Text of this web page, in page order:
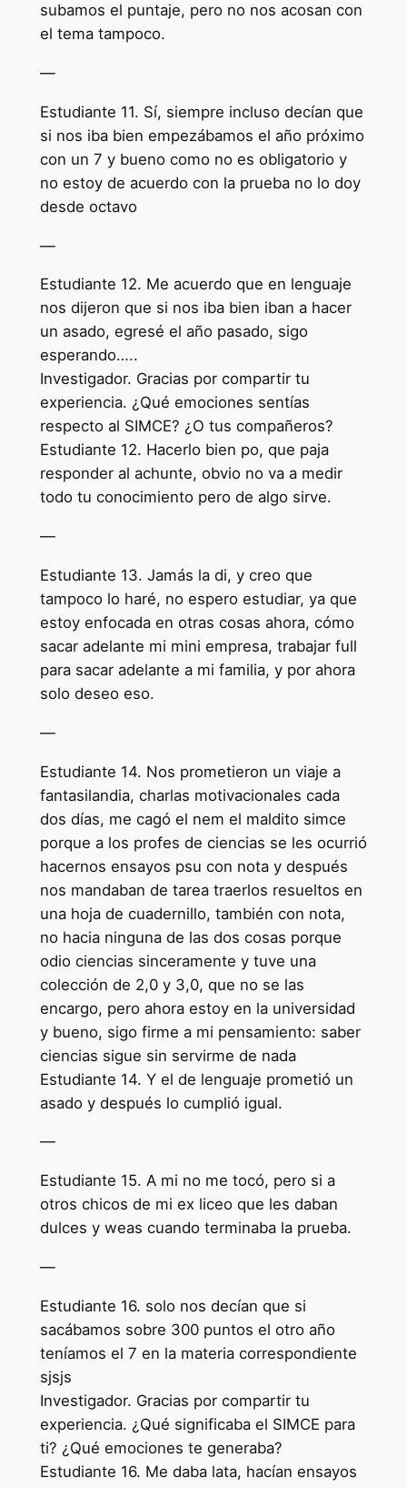
subamos el puntaje, pero no nos acosan con
el tema tampoco.
—
Estudiante 11. Sí, siempre incluso decían que
si nos iba bien empezábamos el año próximo
con un 7 y bueno como no es obligatorio y
no estoy de acuerdo con la prueba no lo doy
desde octavo
—
Estudiante 12. Me acuerdo que en lenguaje
nos dijeron que si nos iba bien iban a hacer
un asado, egresé el año pasado, sigo
esperando…..
Investigador. Gracias por compartir tu
experiencia. ¿Qué emociones sentías
respecto al SIMCE? ¿O tus compañeros?
Estudiante 12. Hacerlo bien po, que paja
responder al achunte, obvio no va a medir
todo tu conocimiento pero de algo sirve.
—
Estudiante 13. Jamás la di, y creo que
tampoco lo haré, no espero estudiar, ya que
estoy enfocada en otras cosas ahora, cómo
sacar adelante mi mini empresa, trabajar full
para sacar adelante a mi familia, y por ahora
solo deseo eso.
—
Estudiante 14. Nos prometieron un viaje a
fantasilandia, charlas motivacionales cada
dos días, me cagó el nem el maldito simce
porque a los profes de ciencias se les ocurrió
hacernos ensayos psu con nota y después
nos mandaban de tarea traerlos resueltos en
una hoja de cuadernillo, también con nota,
no hacia ninguna de las dos cosas porque
odio ciencias sinceramente y tuve una
colección de 2,0 y 3,0, que no se las
encargo, pero ahora estoy en la universidad
y bueno, sigo firme a mi pensamiento: saber
ciencias sigue sin servirme de nada
Estudiante 14. Y el de lenguaje prometió un
asado y después lo cumplió igual.
—
Estudiante 15. A mi no me tocó, pero si a
otros chicos de mi ex liceo que les daban
dulces y weas cuando terminaba la prueba.
—
Estudiante 16. solo nos decían que si
sacábamos sobre 300 puntos el otro año
teníamos el 7 en la materia correspondiente
sjsjs
Investigador. Gracias por compartir tu
experiencia. ¿Qué significaba el SIMCE para
ti? ¿Qué emociones te generaba?
Estudiante 16. Me daba lata, hacían ensayos